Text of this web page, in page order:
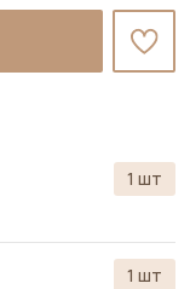
1 шт
1 шт